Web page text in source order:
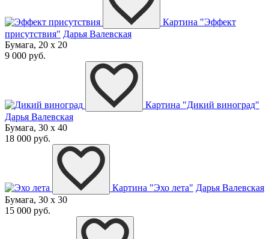
Картина "Эффект
присутствия" Дарья Валевская
Бумага, 20 x 20
9 000 руб.
Картина "Дикий виноград"
Дарья Валевская
Бумага, 30 x 40
18 000 руб.
Картина "Эхо лета" Дарья Валевская
Бумага, 30 x 30
15 000 руб.